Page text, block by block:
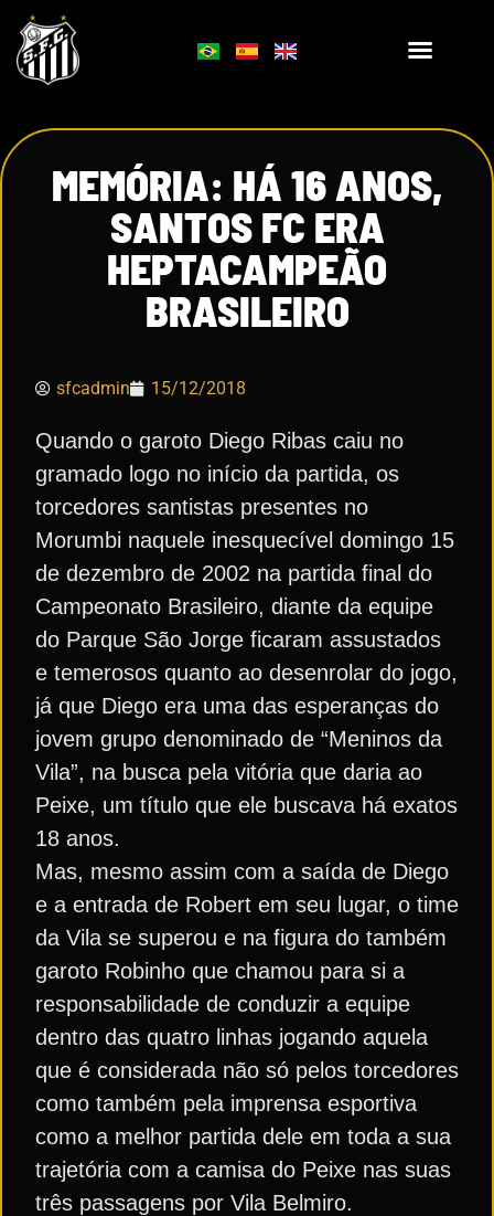
MEMÓRIA: HÁ 16 ANOS,
SANTOS FC ERA
HEPTACAMPEÃO
BRASILEIRO
sfcadmin 15/12/2018
Quando o garoto Diego Ribas caiu no
gramado logo no início da partida, os
torcedores santistas presentes no
Morumbi naquele inesquecível domingo 15
de dezembro de 2002 na partida final do
Campeonato Brasileiro, diante da equipe
do Parque São Jorge ficaram assustados
e temerosos quanto ao desenrolar do jogo,
já que Diego era uma das esperanças do
jovem grupo denominado de “Meninos da
Vila”, na busca pela vitória que daria ao
Peixe, um título que ele buscava há exatos
18 anos.
Mas, mesmo assim com a saída de Diego
e a entrada de Robert em seu lugar, o time
da Vila se superou e na figura do também
garoto Robinho que chamou para si a
responsabilidade de conduzir a equipe
dentro das quatro linhas jogando aquela
que é considerada não só pelos torcedores
como também pela imprensa esportiva
como a melhor partida dele em toda a sua
trajetória com a camisa do Peixe nas suas
três passagens por Vila Belmiro.